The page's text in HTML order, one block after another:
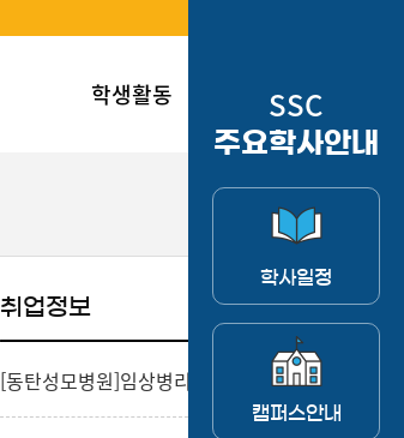
학생활동 커뮤니티
취업정보
[동탄성모병원]임상병리사 채용_계약직
SSC
주요학사안내
학사일정
캠퍼스안내